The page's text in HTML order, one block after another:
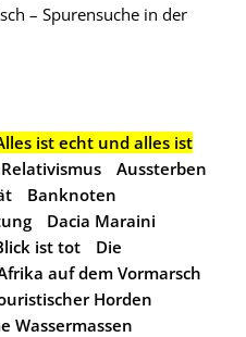
– Spurensuche in der
ist echt und alles ist
Aussterben
Banknoten
Dacia Maraini
ist tot
Die
auf dem Vormarsch
Horden
Wassermassen